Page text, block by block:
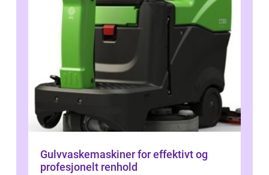
Gulvvaskemaskiner for effektivt og
profesjonelt renhold